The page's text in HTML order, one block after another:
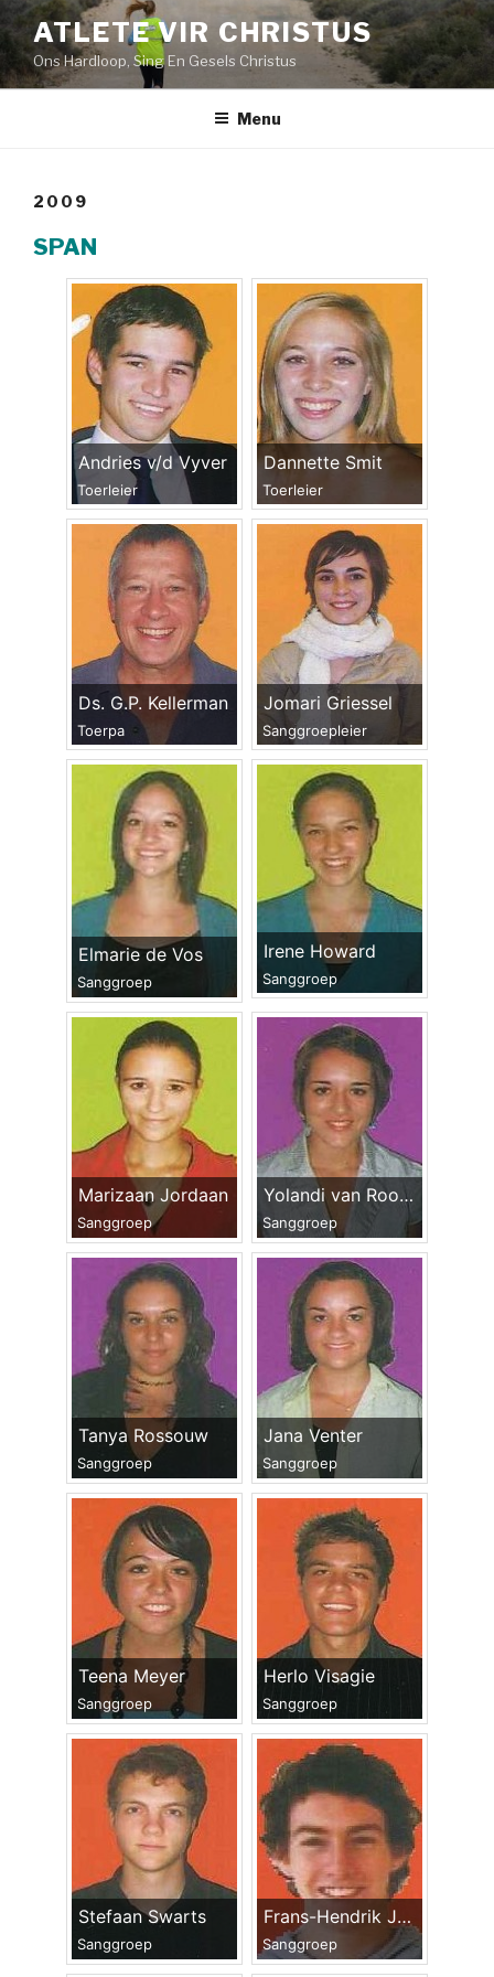
Skip
to
content
ATLETE VIR CHRISTUS
Ons Hardloop, Sing En Gesels Christus
Menu
2009
SPAN
Andries v/d Vyver
Toerleier
Dannette Smit
Toerleier
Ds. G.P. Kellerman
Toerpa
Jomari Griessel
Sanggroepleier
Elmarie de Vos
Sanggroep
Irene Howard
Sanggroep
Marizaan Jordaan
Sanggroep
Yolandi van Rooyen
Sanggroep
Tanya Rossouw
Sanggroep
Jana Venter
Sanggroep
Teena Meyer
Sanggroep
Herlo Visagie
Sanggroep
Stefaan Swarts
Sanggroep
Frans-Hendrik Joubert
Sanggroep